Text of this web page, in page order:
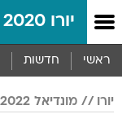
יורו 2020
ראשי חדשות
יורו מונדיאל 2022